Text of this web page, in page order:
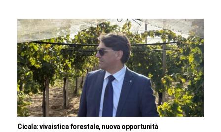
Cicala: vivaistica forestale, nuova opportunità